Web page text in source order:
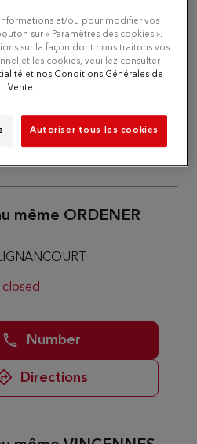
Directions
même ORDENER
Number
Directions
et/ou pour modifier vos
sur « Paramètres des cookies ».
sur la façon dont nous traitons vos
et les cookies, veuillez consulter
et nos Conditions Générales de
Vente.
Autoriser tous les cookies